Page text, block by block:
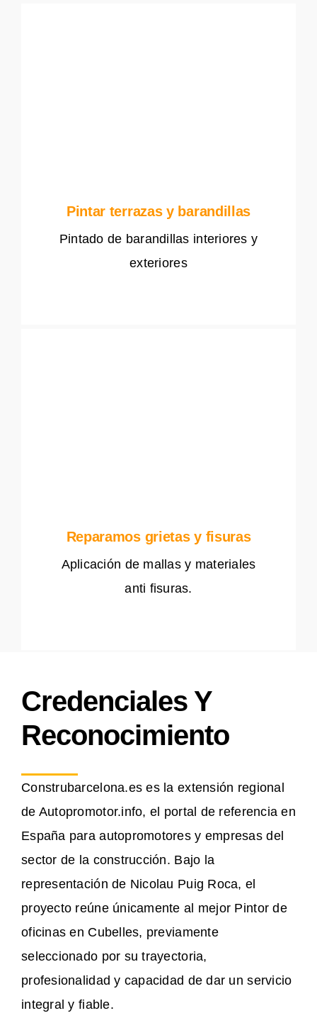
Pintar terrazas y barandillas
Pintado de barandillas interiores y
exteriores
Reparamos grietas y fisuras
Aplicación de mallas y materiales
anti fisuras.
Credenciales Y
Reconocimiento
Construbarcelona.es es la extensión regional
de Autopromotor.info, el portal de referencia en
España para autopromotores y empresas del
sector de la construcción. Bajo la
representación de Nicolau Puig Roca, el
proyecto reúne únicamente al mejor Pintor de
oficinas en Cubelles, previamente
seleccionado por su trayectoria,
profesionalidad y capacidad de dar un servicio
integral y fiable.